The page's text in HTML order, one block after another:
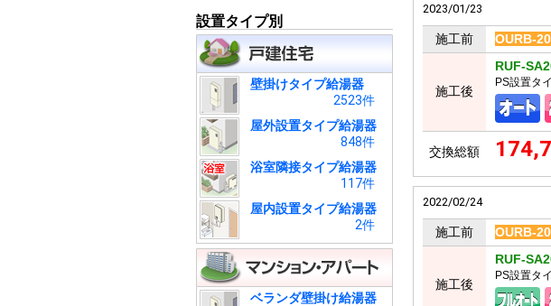
設置タイプ別
壁掛けタイプ給湯器
2523件
屋外設置タイプ給湯器
848件
浴室隣接タイプ給湯器
117件
屋内設置タイプ給湯器
2件
ベランダ壁掛け給湯器
2023/01/23
施工前 OURB-
施工後
RUF-
PS設置タ
交換総額
2022/02/24
施工前 OURB-
施工後
RUF-
PS設置タ